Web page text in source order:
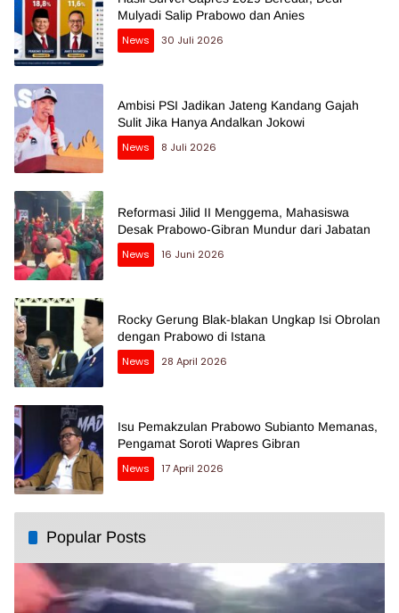
Mulyadi Salip Prabowo dan Anies
News
30 Juli 2026
Ambisi PSI Jadikan Jateng Kandang Gajah
Sulit Jika Hanya Andalkan Jokowi
News
8 Juli 2026
Reformasi Jilid II Menggema, Mahasiswa
Desak Prabowo-Gibran Mundur dari Jabatan
News
16 Juni 2026
Rocky Gerung Blak-blakan Ungkap Isi Obrolan
dengan Prabowo di Istana
News
28 April 2026
Isu Pemakzulan Prabowo Subianto Memanas,
Pengamat Soroti Wapres Gibran
News
17 April 2026
Popular Posts